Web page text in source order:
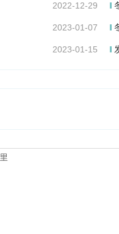
2022-12-29
2023-01-07
2023-01-15